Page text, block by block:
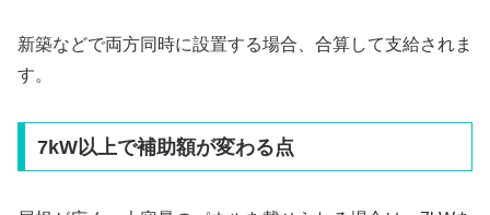
新築などで両方同時に設置する場合、合算して支給されま
す。
7kW以上で補助額が変わる点